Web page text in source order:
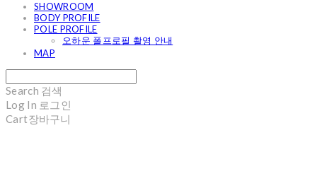
SHOWROOM
BODY PROFILE
POLE PROFILE
오하운 폴프로필 촬영 안내
MAP
Search 검색
Log In 로그인
Cart장바구니